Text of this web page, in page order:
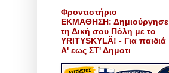
Φροντιστήριο
ΕΚΜΑΘΗΣΗ: Δημιούργησε
τη Δική σου Πόλη με το
YRITYSKYLÄ! - Για παιδιά
Α' εως ΣΤ' Δημοτι